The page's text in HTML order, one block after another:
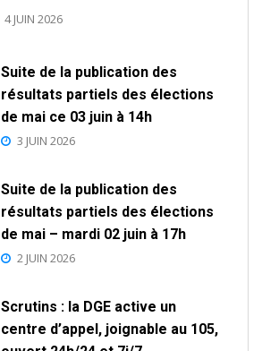
4 JUIN 2026
Suite de la publication des
résultats partiels des élections
de mai ce 03 juin à 14h
3 JUIN 2026
Suite de la publication des
résultats partiels des élections
de mai – mardi 02 juin à 17h
2 JUIN 2026
Scrutins : la DGE active un
centre d’appel, joignable au 105,